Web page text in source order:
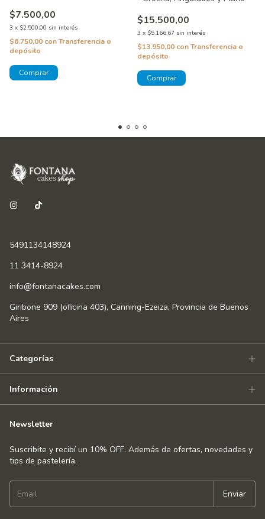
$7.500,00
3 x $2.500,00 sin interés
$6.750,00 conTransferencia o
depósito
$15.500,00
3 x $5.166,67 sin interés
$13.950,00 conTransferencia o
depósito
5491134148924
11 3414-8924
info@fontanacakes.com
Giribone 909 (oficina 403), Canning-Ezeiza, Provincia de Buenos
Aires
Categorías
Información
Newsletter
Suscribite y recibí un 10% OFF. Además de ofertas, novedades y
tips de pastelería.